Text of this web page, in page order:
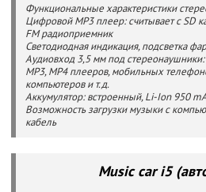
Функциональные характеристики
Цифровой MP3 плеер: считывает с SD
FM радиоприемник
Светодиодная индикация, подсветка фар
Аудиовход 3,5 мм под
MP3, MP4 плееров, мобильных
компьютеров и т.д.
Аккумулятор: встроенный, Li-Ion 950
Возможность загрузки музыки с
кабель
Music car i5